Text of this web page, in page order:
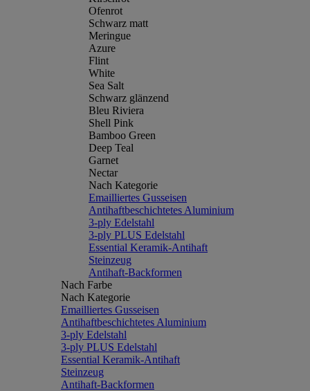
Ofenrot
Schwarz matt
Meringue
Azure
Flint
White
Sea Salt
Schwarz glänzend
Bleu Riviera
Shell Pink
Bamboo Green
Deep Teal
Garnet
Nectar
Nach Kategorie
Emailliertes Gusseisen
Antihaftbeschichtetes Aluminium
3-ply Edelstahl
3-ply PLUS Edelstahl
Essential Keramik-Antihaft
Steinzeug
Antihaft-Backformen
Nach Farbe
Nach Kategorie
Emailliertes Gusseisen
Antihaftbeschichtetes Aluminium
3-ply Edelstahl
3-ply PLUS Edelstahl
Essential Keramik-Antihaft
Steinzeug
Antihaft-Backformen